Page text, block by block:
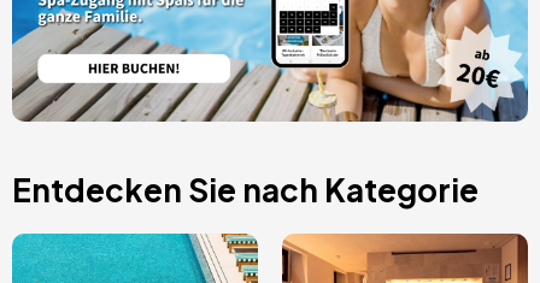
Entdecken Sie nach Kategorie